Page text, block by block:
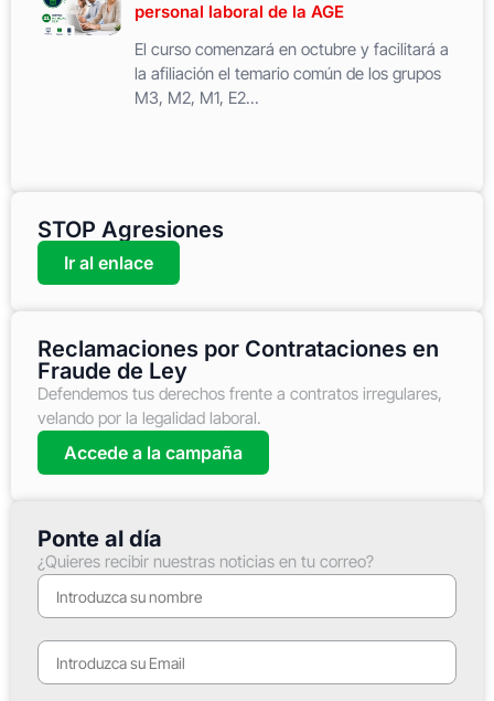
personal laboral de la AGE
El curso comenzará en octubre y facilitará a
la afiliación el temario común de los grupos
M3, M2, M1, E2...
STOP Agresiones
Ir al enlace
Reclamaciones por Contrataciones en
Fraude de Ley
Defendemos tus derechos frente a contratos irregulares,
velando por la legalidad laboral.
Accede a la campaña
Ponte al día
¿Quieres recibir nuestras noticias en tu correo?